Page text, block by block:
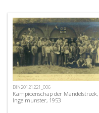
BIN20121221_006
Kampioenschap der Mandelstreek,
Ingelmunster, 1953